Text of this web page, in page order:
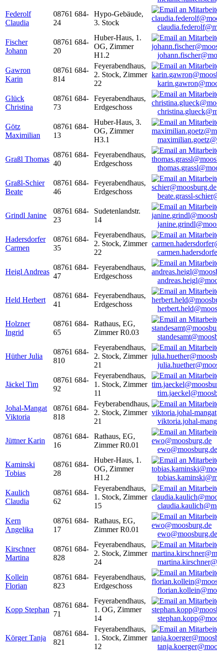
Federolf
Claudia
08761 684-
24
Hypo-Gebäude,
3. Stock
Fischer
Johann
08761 684-
20
Huber-Haus, 1.
OG, Zimmer
H1.2
Gawron
Karin
08761 684-
814
Feyerabendhaus,
2. Stock, Zimmer
22
Glück
Christina
08761 684-
73
Feyerabendhaus,
Erdgeschoss
Götz
Maximilian
08761 684-
13
Huber-Haus, 3.
OG, Zimmer
H3.1
Graßl Thomas
08761 684-
40
Feyerabendhaus,
Erdgeschoss
Graßl-Schier
Beate
08761 684-
46
Feyerabendhaus,
Erdgeschoss
beate.grassl-
Grindl Janine
08761 684-
23
Sudetenlandstr.
14
Hadersdorfer
Carmen
08761 684-
35
Feyerabendhaus,
2. Stock, Zimmer
22
Heigl Andreas
08761 684-
47
Feyerabendhaus,
Erdgeschoss
Held Herbert
08761 684-
41
Feyerabendhaus,
Erdgeschoss
Holzner
Ingrid
08761 684-
65
Rathaus, EG,
Zimmer R0.03
Hüther Julia
08761 684-
810
Feyerabendhaus,
2. Stock, Zimmer
21
Jäckel Tim
08761 684-
92
Feyerabendhaus,
1. Stock, Zimmer
11
Johal-Mangat
Viktoria
08761 684-
818
Feyberabendhaus,
2. Stock, Zimmer
21
viktoria.johal-
Jüttner Karin
08761 684-
16
Rathaus, EG,
Zimmer R0.01
ewo@moosburg.de
Kaminski
Tobias
08761 684-
28
Huber-Haus, 1.
OG, Zimmer
H1.2
Kaulich
Claudia
08761 684-
62
Feyerabendhaus,
1. Stock, Zimmer
15
Kern
Angelika
08761 684-
17
Rathaus, EG,
Zimmer R0.01
ewo@moosburg.de
Kirschner
Martina
08761 684-
828
Feyerabendhaus,
2. Stock, Zimmer
24
Kollein
Florian
08761 684-
823
Feyerabendhaus,
Erdgeschoss
Kopp Stephan
08761 684-
71
Feyerabendhaus,
1. OG, Zimmer
14
Körger Tanja
08761 684-
821
Feyerabendhaus,
1. Stock, Zimmer
12